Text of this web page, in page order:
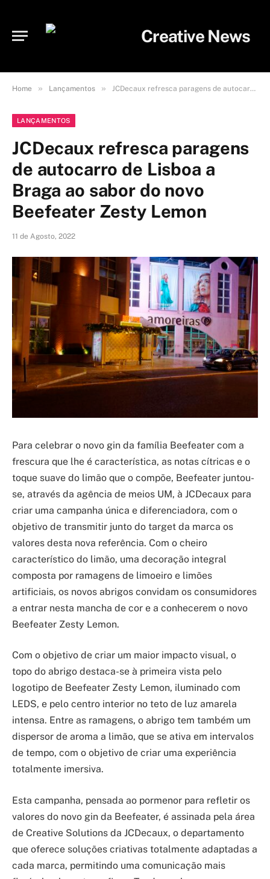
Home » Lançamentos » JCDecaux refresca paragens de autocarro de Lisboa a Braga ao sabor do novo Beefeater Zesty Lemon
LANÇAMENTOS
JCDecaux refresca paragens
de autocarro de Lisboa a
Braga ao sabor do novo
Beefeater Zesty Lemon
11 de Agosto, 2022
Para celebrar o novo gin da família Beefeater com a
frescura que lhe é característica, as notas cítricas e o
toque suave do limão que o compõe, Beefeater juntou-
se, através da agência de meios UM, à JCDecaux para
criar uma campanha única e diferenciadora, com o
objetivo de transmitir junto do target da marca os
valores desta nova referência. Com o cheiro
característico do limão, uma decoração integral
composta por ramagens de limoeiro e limões
artificiais, os novos abrigos convidam os consumidores
a entrar nesta mancha de cor e a conhecerem o novo
Beefeater Zesty Lemon.
Com o objetivo de criar um maior impacto visual, o
topo do abrigo destaca-se à primeira vista pelo
logotipo de Beefeater Zesty Lemon, iluminado com
LEDS, e pelo centro interior no teto de luz amarela
intensa. Entre as ramagens, o abrigo tem também um
dispersor de aroma a limão, que se ativa em intervalos
de tempo, com o objetivo de criar uma experiência
totalmente imersiva.
Esta campanha, pensada ao pormenor para refletir os
valores do novo gin da Beefeater, é assinada pela área
de Creative Solutions da JCDecaux, o departamento
que oferece soluções criativas totalmente adaptadas a
cada marca, permitindo uma comunicação mais